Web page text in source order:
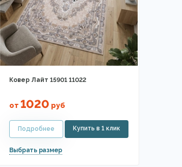
Ковер Лайт 15901 11022
от 1020 руб